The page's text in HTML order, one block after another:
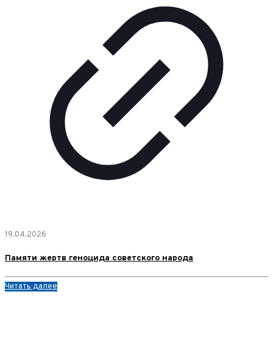
19.04.2026
Памяти жертв геноцида советского народа
Читать далее